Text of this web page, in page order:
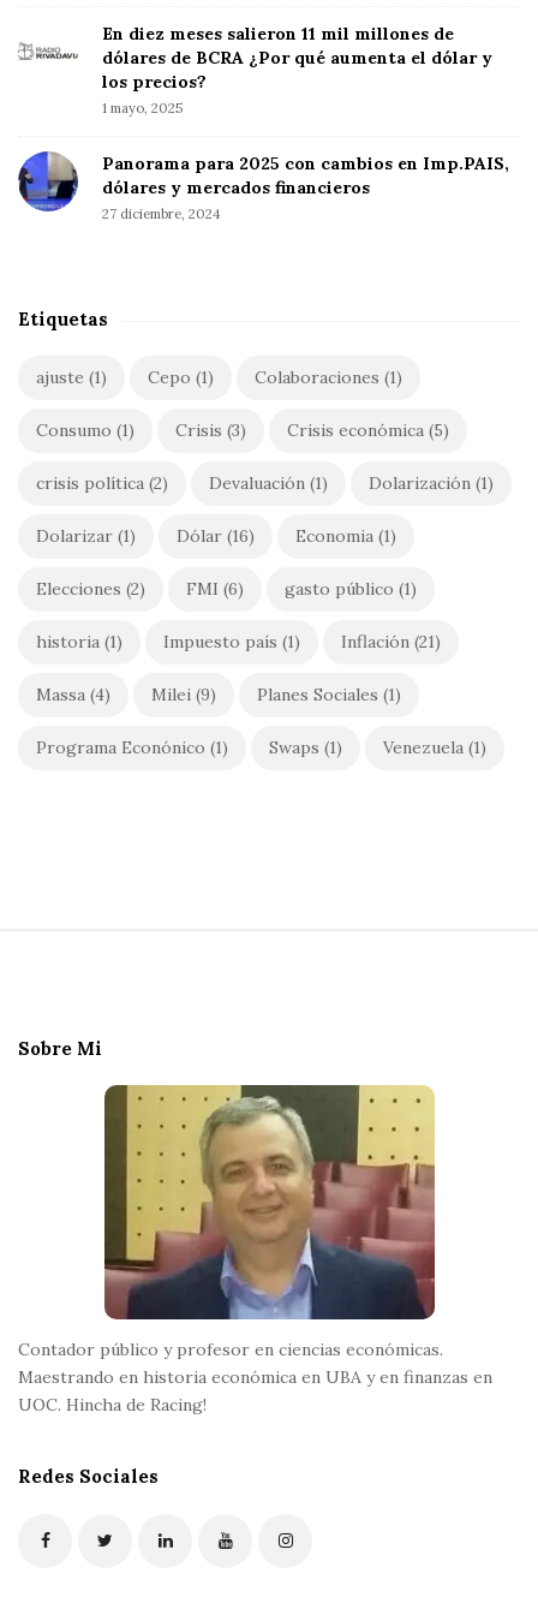
r
a
s
a
:
En diez meses salieron 11 mil millones de
dólares de BCRA ¿Por qué aumenta el dólar y
los precios?
1 mayo, 2025
Panorama para 2025 con cambios en Imp.PAIS,
dólares y mercados financieros
27 diciembre, 2024
Etiquetas
ajuste (1) Cepo (1) Colaboraciones (1)
Consumo (1) Crisis (3) Crisis económica (5)
crisis política (2) Devaluación (1) Dolarización (1)
Dolarizar (1) Dólar (16) Economia (1)
Elecciones (2) FMI (6) gasto público (1)
historia (1) Impuesto país (1) Inflación (21)
Massa (4) Milei (9) Planes Sociales (1)
Programa Econónico (1) Swaps (1) Venezuela (1)
Sobre Mi
Contador público y profesor en ciencias económicas.
Maestrando en historia económica en UBA y en finanzas en
UOC. Hincha de Racing!
Redes Sociales